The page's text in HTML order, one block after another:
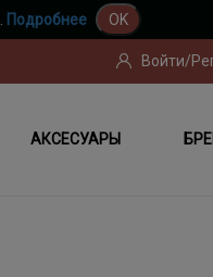
Подробнее OK
Войти/
АКСЕСУАРЫ